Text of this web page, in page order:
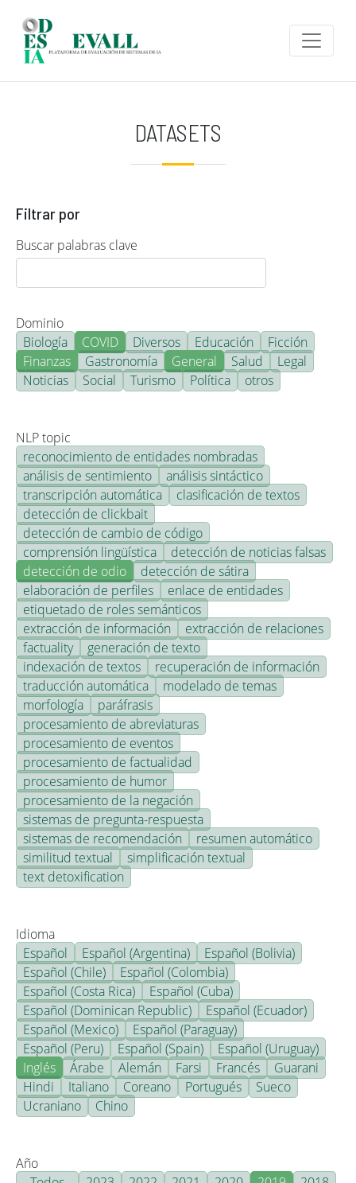
DATASETS
Filtrar por
Buscar palabras clave
Dominio
Biología
COVID Diversos Educación
Ficción
Finanzas
Gastronomía General Salud
Legal
Noticias
Social Turismo Política otros
NLP topic
reconocimiento de entidades nombradas
análisis de sentimiento
análisis sintáctico
transcripción automática
clasificación de textos
detección de clickbait
detección de cambio de código
comprensión lingüística
detección de noticias falsas
detección de odio
detección de sátira
elaboración de perfiles
enlace de entidades
etiquetado de roles semánticos
extracción de información
extracción de relaciones
factuality
generación de texto
indexación de textos
recuperación de información
traducción automática
modelado de temas
morfología
paráfrasis
procesamiento de abreviaturas
procesamiento de eventos
procesamiento de factualidad
procesamiento de humor
procesamiento de la negación
sistemas de pregunta-respuesta
sistemas de recomendación
resumen automático
similitud textual
simplificación textual
text detoxification
Idioma
Español
Español (Argentina)
Español (Bolivia)
Español (Chile)
Español (Colombia)
Español (Costa Rica)
Español (Cuba)
Español (Dominican Republic)
Español (Ecuador)
Español (Mexico)
Español (Paraguay)
Español (Peru)
Español (Spain)
Español (Uruguay)
Inglés
Árabe Alemán Farsi Francés
Guarani
Hindi
Italiano Coreano Portugués
Sueco
Ucraniano
Chino
Año